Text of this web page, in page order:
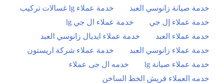
خدمة صيانة زانوسي العبد
خدمة عملاء lg غسالات تركيب
خدمة عملاء إل جي
خدمة عملاء ال جي lg
خدمة عملاء العبد
خدمة عملاء ايديال زانوسي العبد
خدمة عملاء زانوسي العبد
خدمة عملاء شركة اريستون
خدمة عملاء صيانة lg
خدمه ال جى عملاء
خدمه العملاء فريش الخط الساخن